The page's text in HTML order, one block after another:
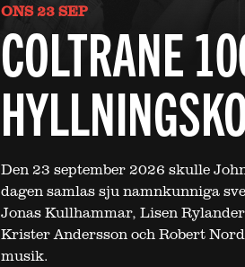
ONS 23 SEP
COLTRANE
Den 23 september 2026 skulle
dagen samlas sju namnkunniga
Jonas Kullhammar, Lisen
Krister Andersson och Robert
musik.